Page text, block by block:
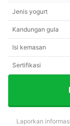
Jenis yogurt
Kandungan gula
Isi kemasan
Sertifikasi
Laporkan